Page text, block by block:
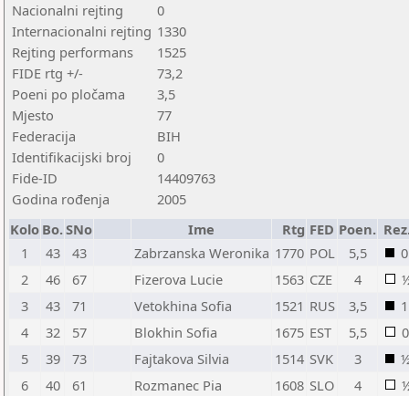
Nacionalni rejting
0
Internacionalni rejting 1330
Rejting performans
1525
FIDE rtg +/-
73,2
Poeni po pločama
3,5
Mjesto
77
Federacija
BIH
Identifikacijski broj
0
Fide-ID
14409763
Godina rođenja
2005
Kolo Bo.SNo Ime Rtg FED Poen.
1
43 43 Zabrzanska Weronika 1770 POL 5,5
0
2
46 67 Fizerova Lucie 1563 CZE 4
3
43 71 Vetokhina Sofia 1521 RUS 3,5
1
4
32 57 Blokhin Sofia 1675 EST 5,5
0
5
39 73 Fajtakova Silvia 1514 SVK 3
6
40 61 Rozmanec Pia 1608 SLO 4